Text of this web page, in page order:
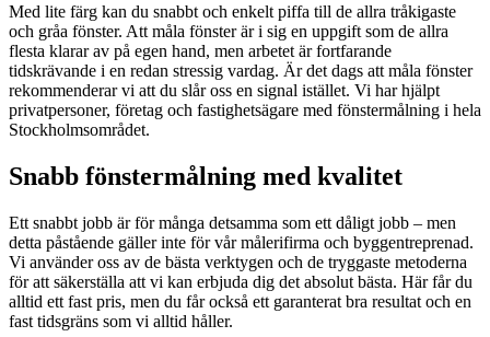
Med lite färg kan du snabbt och enkelt piffa till de allra tråkigaste
och gråa fönster. Att måla fönster är i sig en uppgift som de allra
flesta klarar av på egen hand, men arbetet är fortfarande
tidskrävande i en redan stressig vardag. Är det dags att måla fönster
rekommenderar vi att du slår oss en signal istället. Vi har hjälpt
privatpersoner, företag och fastighetsägare med fönstermålning i hela
Stockholmsområdet.
Snabb fönstermålning med kvalitet
Ett snabbt jobb är för många detsamma som ett dåligt jobb – men
detta påstående gäller inte för vår målerifirma och byggentreprenad.
Vi använder oss av de bästa verktygen och de tryggaste metoderna
för att säkerställa att vi kan erbjuda dig det absolut bästa. Här får du
alltid ett fast pris, men du får också ett garanterat bra resultat och en
fast tidsgräns som vi alltid håller.